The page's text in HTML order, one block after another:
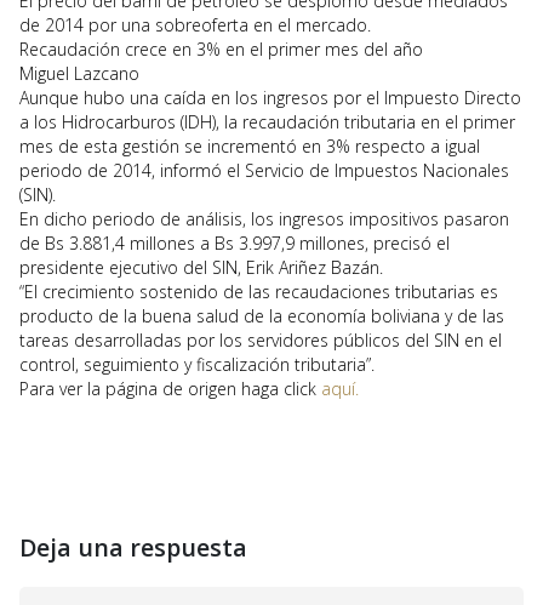
de 2014 por una sobreoferta en el mercado.
Recaudación crece en 3% en el primer mes del año
Miguel Lazcano
Aunque hubo una caída en los ingresos por el Impuesto Directo
a los Hidrocarburos (IDH), la recaudación tributaria en el primer
mes de esta gestión se incrementó en 3% respecto a igual
periodo de 2014, informó el Servicio de Impuestos Nacionales
(SIN).
En dicho periodo de análisis, los ingresos impositivos pasaron
de Bs 3.881,4 millones a Bs 3.997,9 millones, precisó el
presidente ejecutivo del SIN, Erik Ariñez Bazán.
“El crecimiento sostenido de las recaudaciones tributarias es
producto de la buena salud de la economía boliviana y de las
tareas desarrolladas por los servidores públicos del SIN en el
control, seguimiento y fiscalización tributaria”.
Para ver la página de origen haga click aquí.
Deja una respuesta